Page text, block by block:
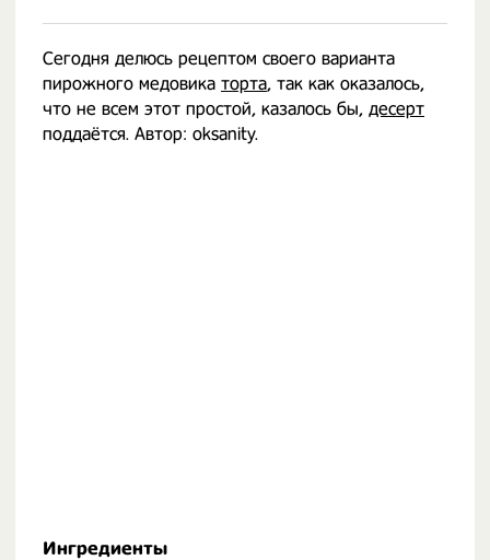
Сегодня делюсь рецептом своего варианта
пирожного медовика торта, так как оказалось,
что не всем этот простой, казалось бы, десерт
поддаётся. Автор: oksanity.
Ингредиенты